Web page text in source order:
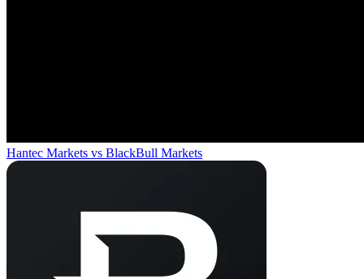
Hantec Markets vs BlackBull Markets